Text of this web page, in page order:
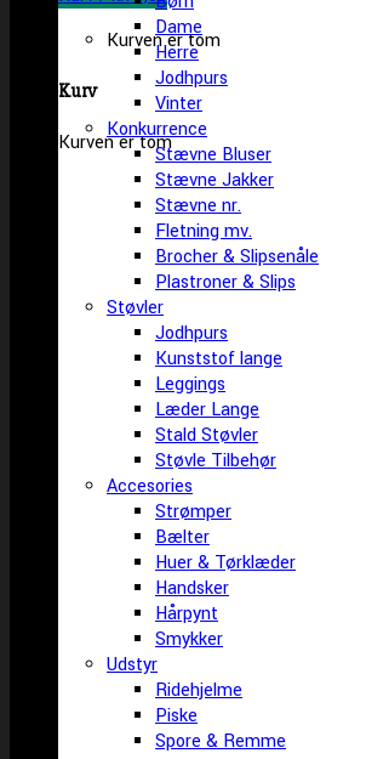
Kurven er tom
Kurv
Kurven er tom
Dame
Herre
Jodhpurs
Vinter
Konkurrence
Stævne Bluser
Stævne Jakker
Stævne nr.
Fletning mv.
Brocher & Slipsenåle
Plastroner & Slips
Støvler
Jodhpurs
Kunststof lange
Leggings
Læder Lange
Stald Støvler
Støvle Tilbehør
Accesories
Strømper
Bælter
Huer & Tørklæder
Handsker
Hårpynt
Smykker
Udstyr
Ridehjelme
Piske
Spore & Remme